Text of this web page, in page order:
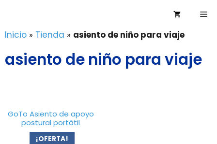
contenido
Inicio » Tienda » asiento de niño para viaje
asiento de niño para viaje
GoTo Asiento de apoyo
postural portátil
¡OFERTA!